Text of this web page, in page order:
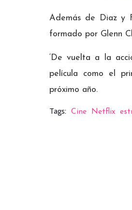
Además de Diaz y
formado por Glenn
‘De vuelta a la
película como el
próximo año.
Tags: Cine Netflix